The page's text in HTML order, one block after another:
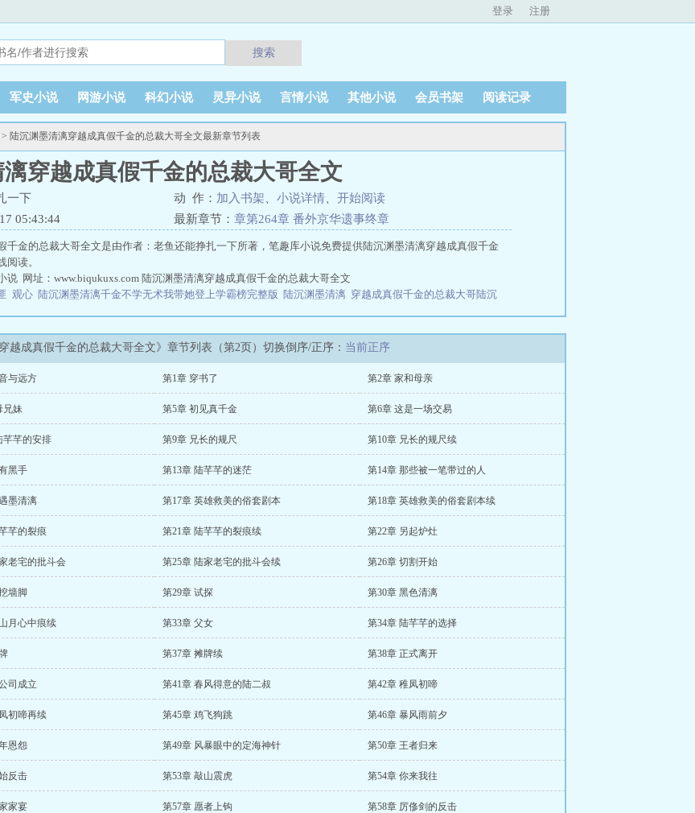
登录 注册
搜索
军史小说 网游小说 科幻小说 灵异小说 言情小说 其他小说 会员书架 阅读记录
> 陆沉渊墨清漓穿越成真假千金的总裁大哥全文最新章节列表
漓穿越成真假千金的总裁大哥全文
一下 动 作： 加入书架 小说详情
开始阅读
05:43:44
最新章节： 章第264章 番外京华遗事终章
千金的总裁大哥全文是由作者：老鱼还能挣扎一下所著，笔趣库小说免费提供陆沉渊墨清漓穿越成真假千金
阅读。
说 网址：www.biqukuxs.com 陆沉渊墨清漓穿越成真假千金的总裁大哥全文
观心 陆沉渊墨清漓千金不学无术我带她登上学霸榜完整版 陆沉渊墨清漓 穿越成真假千金的总裁大哥陆沉
趣阁 千金不学无术我带她登上学霸榜陆沉渊墨清漓结局 全球侵袭 大唐：我有一个武器库
越成真假千金的总裁大哥全文》章节列表（第2页）切换倒序/正序： 当前正序
与远方 第1章 穿书了 第2章 家和母亲
兄妹 第5章 初见真千金 第6章 这是一场交易
芊芊的安排 第9章 兄长的规尺 第10章 兄长的规尺续
黑手 第13章 陆芊芊的迷茫 第14章 那些被一笔带过的人
墨清漓 第17章 英雄救美的俗套剧本 第18章 英雄救美的俗套剧本续
芊的裂痕 第21章 陆芊芊的裂痕续 第22章 另起炉灶
老宅的批斗会 第25章 陆家老宅的批斗会续 第26章 切割开始
墙脚 第29章 试探 第30章 黑色清漓
月心中痕续 第33章 父女 第34章 陆芊芊的选择
第37章 摊牌续 第38章 正式离开
司成立 第41章 春风得意的陆二叔 第42章 稚凤初啼
初啼再续 第45章 鸡飞狗跳 第46章 暴风雨前夕
恩怨 第49章 风暴眼中的定海神针 第50章 王者归来
反击 第53章 敲山震虎 第54章 你来我往
家宴 第57章 愿者上钩 第58章 厉俢剑的反击